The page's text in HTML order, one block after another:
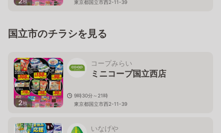
東京都国立市西2-11-39
国立市のチラシを見る
2枚
コープみらい
ミニコープ国立西店
9時30分～21時
東京都国立市西2-11-39
いなげや